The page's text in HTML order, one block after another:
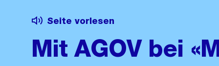
Seite vorlesen
Mit AGOV bei